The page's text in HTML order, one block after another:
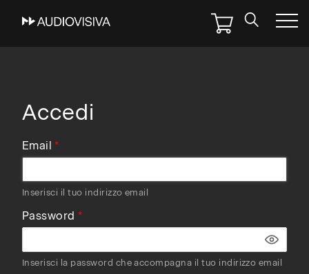
Skip
Accedi
Email
Inserisci il tuo indirizzo email
Password
Inserisci la password che accompagna il tuo indirizzo email